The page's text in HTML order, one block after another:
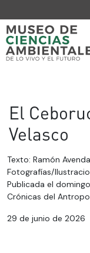
El
Velasco
Texto: Ramón
Fotografías/
Publicada el
Crónicas del
29 de junio de 2026